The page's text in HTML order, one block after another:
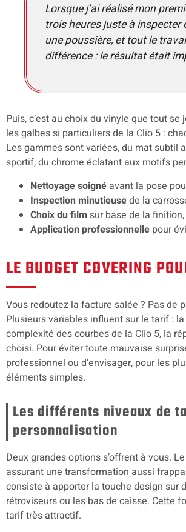
Lorsque j’ai réalisé mon
trois heures juste à inspecter
une poussière, et tout le
différence : le résultat était
Puis, c’est au choix du vinyle que tout
les galbes si particuliers de la Clio 5 :
Les gammes sont variées, du mat subtil
sportif, du chrome éclatant aux motifs
Nettoyage soigné avant la pose
Inspection minutieusede la
Choix du film sur base de la
Application professionnelle pour
LE BUDGET COVERING
Vous redoutez la facture salée ? Pas de
Plusieurs variables influent sur le tarif :
complexité des courbes de la Clio 5, la
choisi. Pour éviter toute mauvaise
professionnel ou d’envisager, pour les
éléments simples.
Les différents niveaux de
personnalisation
Deux grandes options s’offrent à vous.
assurant une transformation aussi
consiste à apporter la touche design sur
rétroviseurs ou les bas de caisse. Cette
tarif très attractif.